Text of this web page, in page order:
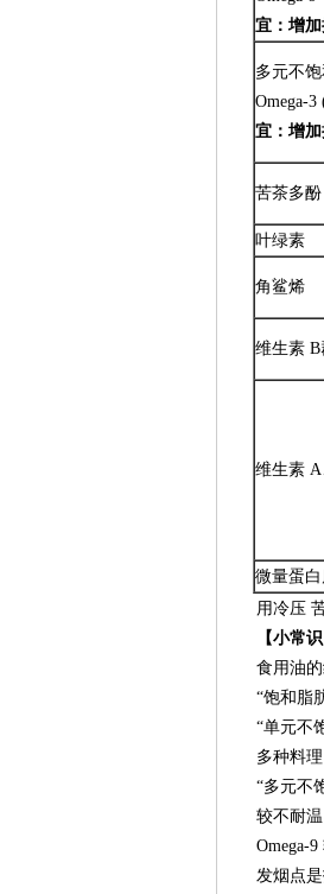
宜：增
多元不
Omega-
宜：增
苦茶多酚
叶绿素
角鲨烯
维生素 B
维生素
微量蛋
用冷压 苦
【小常识
食用油的组
“饱和脂肪
“单元不饱
多种料理，
“多元不饱
较不耐温，
Omega-9
发烟点是指